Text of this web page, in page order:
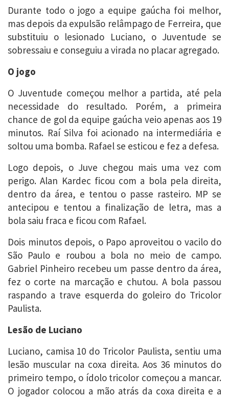
Durante todo o jogo a equipe gaúcha foi melhor,
mas depois da expulsão relâmpago de Ferreira, que
substituiu o lesionado Luciano, o Juventude se
sobressaiu e conseguiu a virada no placar agregado.
O jogo
O Juventude começou melhor a partida, até pela
necessidade do resultado. Porém, a primeira
chance de gol da equipe gaúcha veio apenas aos 19
minutos. Raí Silva foi acionado na intermediária e
soltou uma bomba. Rafael se esticou e fez a defesa.
Logo depois, o Juve chegou mais uma vez com
perigo. Alan Kardec ficou com a bola pela direita,
dentro da área, e tentou o passe rasteiro. MP se
antecipou e tentou a finalização de letra, mas a
bola saiu fraca e ficou com Rafael.
Dois minutos depois, o Papo aproveitou o vacilo do
São Paulo e roubou a bola no meio de campo.
Gabriel Pinheiro recebeu um passe dentro da área,
fez o corte na marcação e chutou. A bola passou
raspando a trave esquerda do goleiro do Tricolor
Paulista.
Lesão de Luciano
Luciano, camisa 10 do Tricolor Paulista, sentiu uma
lesão muscular na coxa direita. Aos 36 minutos do
primeiro tempo, o ídolo tricolor começou a mancar.
O jogador colocou a mão atrás da coxa direita e a